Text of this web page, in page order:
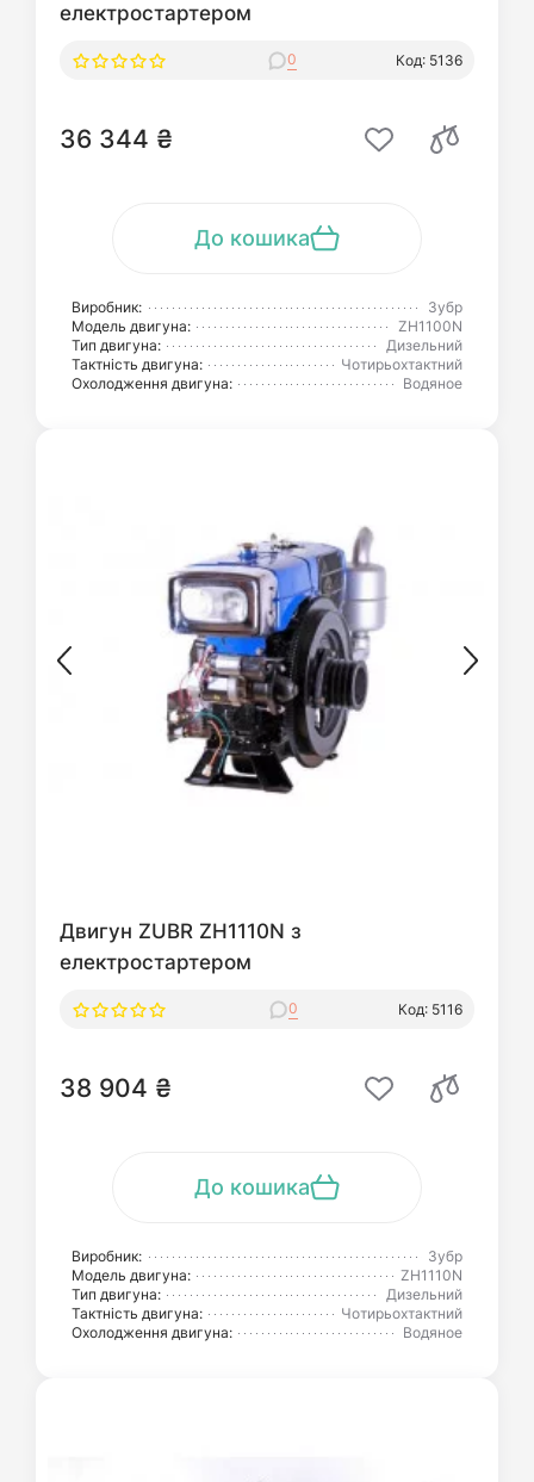
електростартером
0 Код: 5136
36 344 ₴
До кошика
Виробник:
Зубр
Модель двигуна:
ZH1100N
Тип двигуна:
Дизельний
Тактність двигуна:
Чотирьохтактний
Охолодження двигуна:
Водяное
Двигун ZUBR ZH1110N з
електростартером
0 Код: 5116
38 904 ₴
До кошика
Виробник:
Зубр
Модель двигуна:
ZH1110N
Тип двигуна:
Дизельний
Тактність двигуна:
Чотирьохтактний
Охолодження двигуна:
Водяное